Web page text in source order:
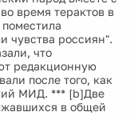
время терактов в
чувства россиян".
что
редакционную
после того, как
МИД. *** [b]Две
в общей